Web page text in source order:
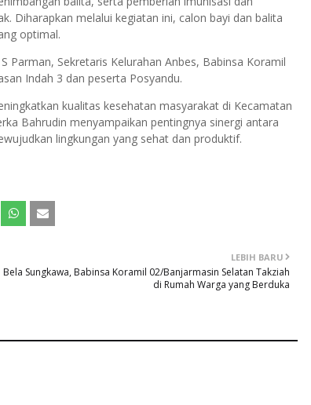
Diharapkan melalui kegiatan ini, calon bayi dan balita
optimal.
Parman, Sekretaris Kelurahan Anbes, Babinsa Koramil
Indah 3 dan peserta Posyandu.
kualitas kesehatan masyarakat di Kecamatan
Bahrudin menyampaikan pentingnya sinergi antara
lingkungan yang sehat dan produktif.
LEBIH BARU
Bela Sungkawa, Babinsa Koramil 02/Banjarmasin Selatan Takziah
di Rumah Warga yang Berduka